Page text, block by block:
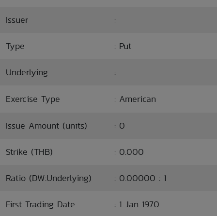
Issuer :
Type : Put
Underlying :
Exercise Type : American
Issue Amount (units) : 0
Strike (THB) : 0.000
Ratio (DW:Underlying) : 0.00000 : 1
First Trading Date : 1 Jan 1970